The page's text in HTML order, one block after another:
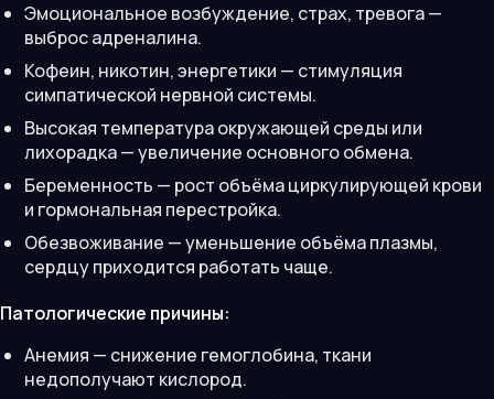
Эмоциональное возбуждение, страх, тревога —
выброс адреналина.
Кофеин, никотин, энергетики — стимуляция
симпатической нервной системы.
Высокая температура окружающей среды или
лихорадка — увеличение основного обмена.
Беременность — рост объёма циркулирующей крови
и гормональная перестройка.
Обезвоживание — уменьшение объёма плазмы,
сердцу приходится работать чаще.
Патологические причины:
Анемия — снижение гемоглобина, ткани
недополучают кислород.